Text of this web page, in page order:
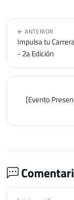
← ANTERIOR
Impulsa tu
- 2a Edición
[Evento